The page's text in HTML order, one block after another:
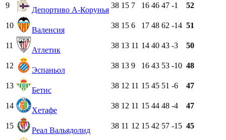
9
Депортиво А-Корунья
38 15 7 16 46 47 -1 52
10
Валенсия
38 15 6 17 48 62 -14 51
11
Атлетик
38 13 11 14 40 43 -3 50
12
Эспаньол
38 13 9 16 43 53 -10 48
13
Бетис
38 12 11 15 45 51 -6 47
14
Хетафе
38 12 11 15 44 48 -4 47
15
Реал Вальядолид
38 11 12 15 42 57 -15 45